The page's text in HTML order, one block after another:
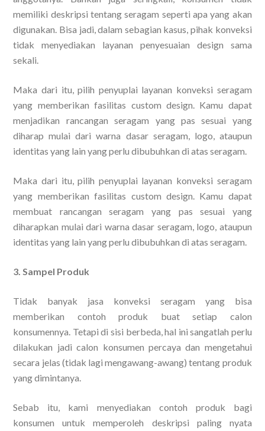
memiliki deskripsi tentang seragam seperti apa yang akan
digunakan. Bisa jadi, dalam sebagian kasus, pihak konveksi
tidak menyediakan layanan penyesuaian design sama
sekali.
Maka dari itu, pilih penyuplai layanan konveksi seragam
yang memberikan fasilitas custom design. Kamu dapat
menjadikan rancangan seragam yang pas sesuai yang
diharap mulai dari warna dasar seragam, logo, ataupun
identitas yang lain yang perlu dibubuhkan di atas seragam.
Maka dari itu, pilih penyuplai layanan konveksi seragam
yang memberikan fasilitas custom design. Kamu dapat
membuat rancangan seragam yang pas sesuai yang
diharapkan mulai dari warna dasar seragam, logo, ataupun
identitas yang lain yang perlu dibubuhkan di atas seragam.
3. Sampel Produk
Tidak banyak jasa konveksi seragam yang bisa
memberikan contoh produk buat setiap calon
konsumennya. Tetapi di sisi berbeda, hal ini sangatlah perlu
dilakukan jadi calon konsumen percaya dan mengetahui
secara jelas (tidak lagi mengawang-awang) tentang produk
yang dimintanya.
Sebab itu, kami menyediakan contoh produk bagi
konsumen untuk memperoleh deskripsi paling nyata